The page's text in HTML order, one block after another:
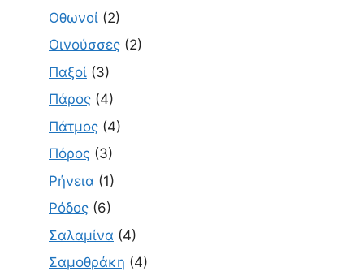
Οθωνοί (2)
Οινούσσες (2)
Παξοί (3)
Πάρος (4)
Πάτμος (4)
Πόρος (3)
Ρήνεια (1)
Ρόδος (6)
Σαλαμίνα (4)
Σαμοθράκη (4)